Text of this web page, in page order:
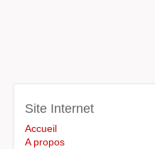
Site Internet
Accueil
A propos